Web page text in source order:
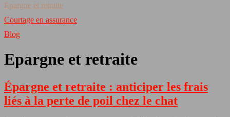
Epargne et retraite
Courtage en assurance
Blog
Epargne et retraite
Épargne et retraite : anticiper les frais
liés à la perte de poil chez le chat